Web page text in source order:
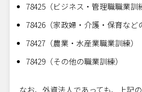
78425（ビジネス・管理職職業訓
78426（家政婦・介護・保育など
78427（農業・水産業職業訓練）
78429（その他の職業訓練）
なお、外資法人であっても、上記